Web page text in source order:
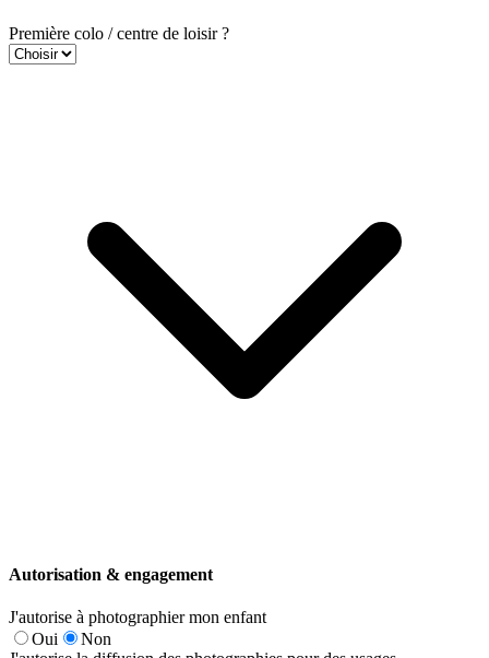
Première colo / centre de loisir ?
Autorisation & engagement
J'autorise à photographier mon enfant
Oui
Non